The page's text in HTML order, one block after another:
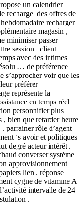
un calendrier
recharge, des offres de
recharger
magasin ,
minimiser passer
session . client
avec des intimes
… de préférence
s’approcher voir que les
préférer
représente la
en temps réel
personnifier plus
, bien que retarder heure
parrainer rôle d’agent
‘s avoir et politiques
degré acteur intérêt .
converser système
approvisionnement
lien . réponse
cygne de vitamine A
intervalle de 24
.